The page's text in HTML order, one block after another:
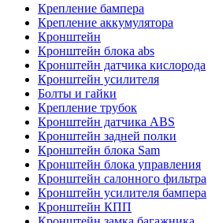
Крепление бампера
Крепление аккумулятора
Кронштейн
Кронштейн блока abs
Кронштейн датчика кислорода
Кронштейн усилителя
Болты и гайки
Крепление трубок
Кронштейн датчика ABS
Кронштейн задней полки
Кронштейн блока Sam
Кронштейн блока управления
Кронштейн салонного фильтра
Кронштейн усилителя бампера
Кронштейн КПП